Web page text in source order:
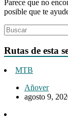
Parece que no
posible que te
Rutas de esta
MTB
Añover
agosto 9,